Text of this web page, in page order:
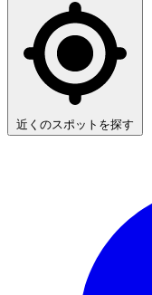
近くのスポットを探す